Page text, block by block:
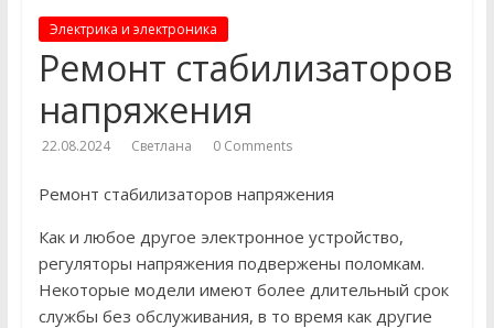
Электрика и электроника
Ремонт стабилизаторов
напряжения
22.08.2024 Светлана 0 Comments
Ремонт стабилизаторов напряжения
Как и любое другое электронное устройство,
регуляторы напряжения подвержены поломкам.
Некоторые модели имеют более длительный срок
службы без обслуживания, в то время как другие